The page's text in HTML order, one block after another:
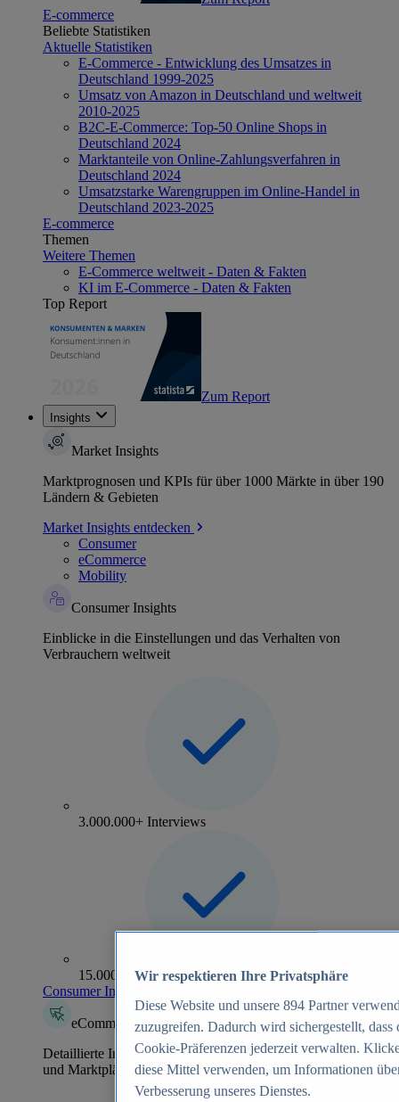
E-commerce
Beliebte Statistiken
Aktuelle Statistiken
E-Commerce - Entwicklung des Umsatzes in
Deutschland 1999-2025
Umsatz von Amazon in Deutschland und weltweit
2010-2025
B2C-E-Commerce: Top-50 Online Shops in
Deutschland 2024
Marktanteile von Online-Zahlungsverfahren in
Deutschland 2024
Umsatzstarke Warengruppen im Online-Handel in
Deutschland 2023-2025
E-commerce
Themen
Weitere Themen
E-Commerce weltweit - Daten & Fakten
KI im E-Commerce - Daten & Fakten
Top Report
Zum Report
Insights
Market Insights
Marktprognosen und KPIs für über 1000 Märkte in über 190
Ländern & Gebieten
Market Insights entdecken
Consumer
eCommerce
Mobility
Consumer Insights
Einblicke in die Einstellungen und das Verhalten von
Verbrauchern weltweit
3.000.000+ Interviews
15.000+ Marken
Consumer Insights entdecken
eCommerce Insights
Detaillierte Informationen zu mehr als 39.000 Online-Shops
und Marktplätzen
Wir respektieren Ihre Privatsphäre
Diese Website und unsere 894 Partner
zuzugreifen. Dadurch wird sichergestellt,
Cookie-Präferenzen jederzeit verwalten.
diese Mittel verwenden, um Informationen
Verbesserung unseres Dienstes.